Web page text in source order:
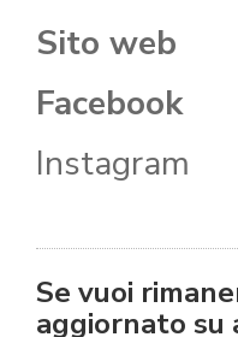
Sito web
Facebook
Instagram
Se vuoi
aggiornato su